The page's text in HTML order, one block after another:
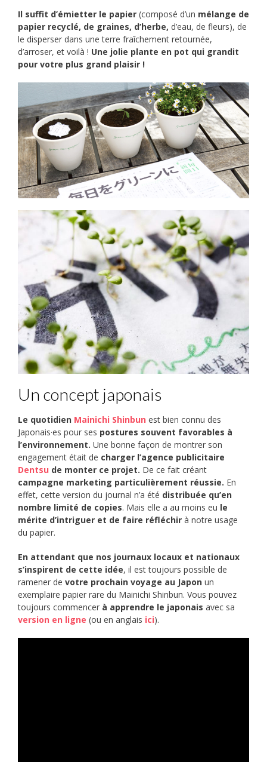
Il suffit d’émietter le papier (composé d’un mélange de
papier recyclé, de graines, d’herbe, d’eau, de fleurs), de
le disperser dans une terre fraîchement retournée,
d’arroser, et voilà ! Une jolie plante en pot qui grandit
pour votre plus grand plaisir !
Un concept japonais
Le quotidien Mainichi Shinbun est bien connu des
Japonais·es pour ses postures souvent favorables à
l’environnement. Une bonne façon de montrer son
engagement était de charger l’agence publicitaire
Dentsu de monter ce projet. De ce fait créant
campagne marketing particulièrement réussie. En
effet, cette version du journal n’a été distribuée qu’en
nombre limité de copies. Mais elle a au moins eu le
mérite d’intriguer et de faire réfléchir à notre usage
du papier.
En attendant que nos journaux locaux et nationaux
s’inspirent de cette idée, il est toujours possible de
ramener de votre prochain voyage au Japon un
exemplaire papier rare du Mainichi Shinbun. Vous pouvez
toujours commencer à apprendre le japonais avec sa
version en ligne (ou en anglais ici).